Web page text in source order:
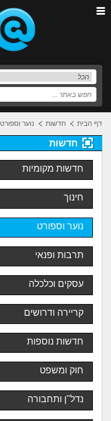
דף הבית חדשות נוער וספורט
חדשות
חדשות מקומיות
חינוך
נוער וספורט
תרבות ופנאי
עסקים וכלכלה
קריירה ודרושים
חדשות נוספות
חוק ומשפט
נדל"ן ותחבורה